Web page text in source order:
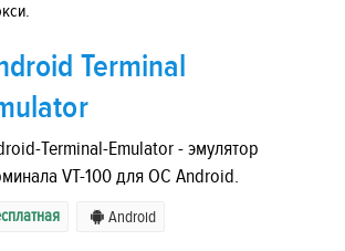
Terminal
Terminal-Emulator - эмулятор
VT-100 для ОС Android.
Android